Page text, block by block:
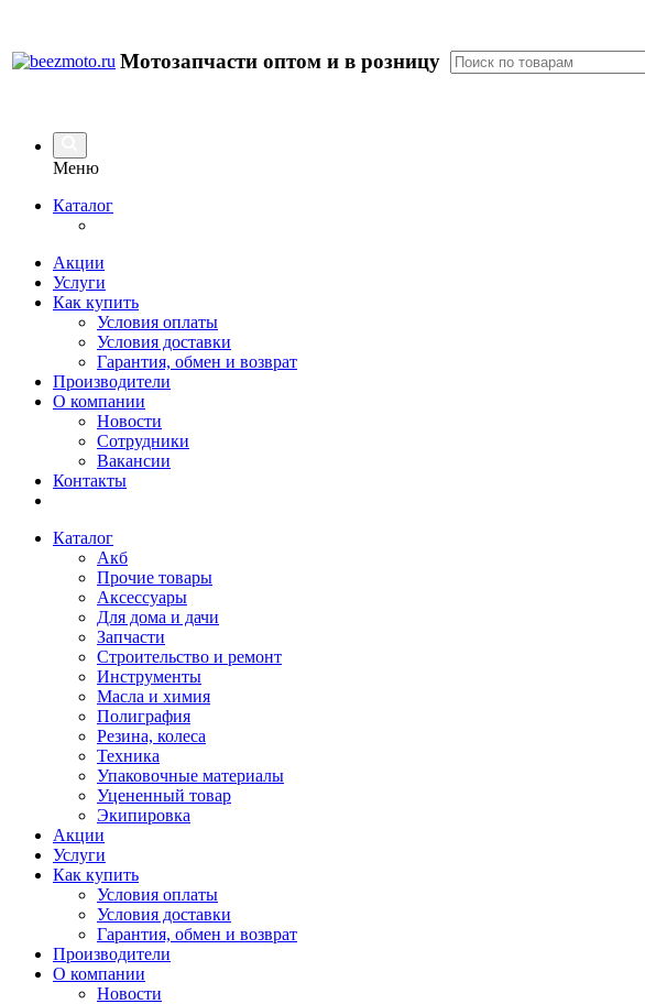
Мотозапчасти оптом и в розницу
Меню
Каталог
Акции
Услуги
Как купить
Условия оплаты
Условия доставки
Гарантия, обмен и возврат
Производители
О компании
Новости
Сотрудники
Вакансии
Контакты
Каталог
Акб
Прочие товары
Аксессуары
Для дома и дачи
Запчасти
Строительство и ремонт
Инструменты
Масла и химия
Полиграфия
Резина, колеса
Техника
Упаковочные материалы
Уцененный товар
Экипировка
Акции
Услуги
Как купить
Условия оплаты
Условия доставки
Гарантия, обмен и возврат
Производители
О компании
Новости